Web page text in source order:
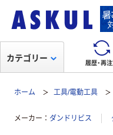
履歴・再
カテゴリー
ホーム 工具/電動工具
メーカー ダンドリビス